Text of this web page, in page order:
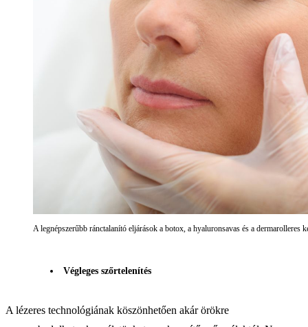
A legnépszerűbb ránctalanító eljárások a botox, a hyaluronsavas és a dermarolleres
Végleges szőrtelenítés
A lézeres technológiának köszönhetően akár örökre